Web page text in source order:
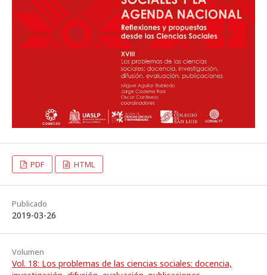
PDF HTML
Publicado
2019-03-26
Volumen
Vol. 18: Los problemas de las ciencias sociales: docencia,